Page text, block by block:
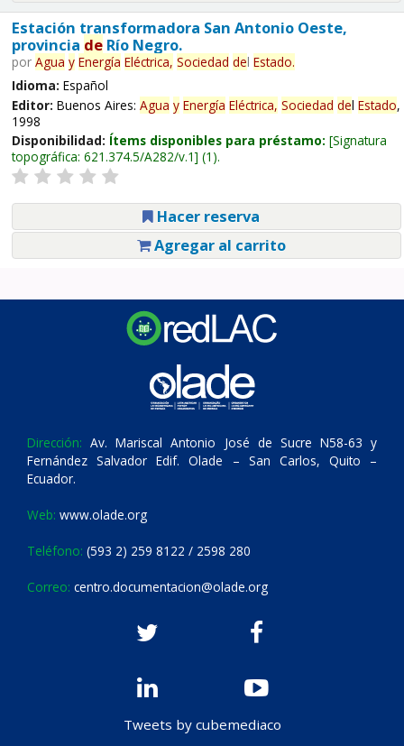
Estación transformadora San Antonio Oeste,
provincia deRío Negro.
por Agua y Energía Eléctrica, Sociedad del Estado.
Idioma: Español
Editor: Buenos Aires: Agua y Energía Eléctrica, Sociedad del Estado,
1998
Disponibilidad: Ítems disponibles para préstamo: Signatura
topográfica: 621.374.5/A282/v.1 (1).
Hacer reserva
Agregar al carrito
Dirección: Av. Mariscal Antonio José de Sucre N58-63 y
Fernández Salvador Edif. Olade – San Carlos, Quito –
Ecuador.
Web: www.olade.org
Teléfono: (593 2) 259 8122 / 2598 280
Correo: centro.documentacion@olade.org
Tweets by cubemediaco